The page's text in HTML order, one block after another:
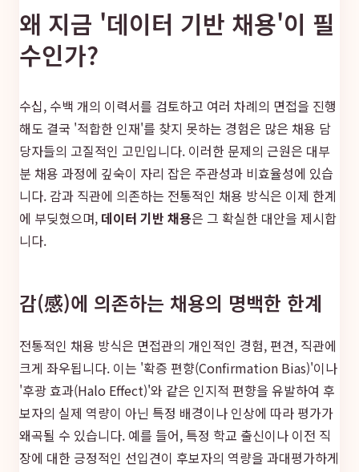
왜 지금 '데이터 기반 채용'이 필
수인가?
수십, 수백 개의 이력서를 검토하고 여러 차례의 면접을 진행
해도 결국 '적합한 인재'를 찾지 못하는 경험은 많은 채용 담
당자들의 고질적인 고민입니다. 이러한 문제의 근원은 대부
분 채용 과정에 깊숙이 자리 잡은 주관성과 비효율성에 있습
니다. 감과 직관에 의존하는 전통적인 채용 방식은 이제 한계
에 부딪혔으며, 데이터 기반 채용은 그 확실한 대안을 제시합
니다.
감(感)에 의존하는 채용의 명백한 한계
전통적인 채용 방식은 면접관의 개인적인 경험, 편견, 직관에
크게 좌우됩니다. 이는 '확증 편향(Confirmation Bias)'이나
'후광 효과(Halo Effect)'와 같은 인지적 편향을 유발하여 후
보자의 실제 역량이 아닌 특정 배경이나 인상에 따라 평가가
왜곡될 수 있습니다. 예를 들어, 특정 학교 출신이나 이전 직
장에 대한 긍정적인 선입견이 후보자의 역량을 과대평가하게